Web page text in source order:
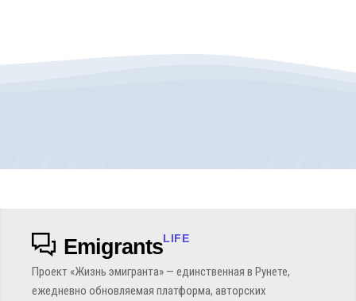
EmigrantsLIFE
Проект «Жизнь эмигранта» — единственная в Рунете,
ежедневно обновляемая платформа, авторских